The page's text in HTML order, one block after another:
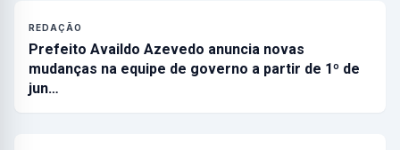
REDAÇÃO
Prefeito Availdo Azevedo anuncia novas
mudanças na equipe de governo a partir de 1º de
jun…